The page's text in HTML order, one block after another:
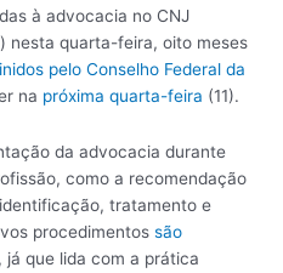
à advocacia no CNJ
nesta quarta-feira, oito meses
pelo Conselho Federal da
na próxima quarta-feira (11).
da advocacia durante
como a recomendação
tratamento e
procedimentos são
, já que lida com a prática